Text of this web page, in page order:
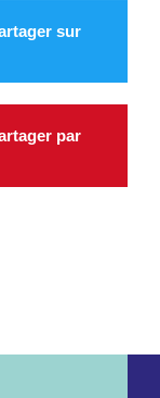
sur
par